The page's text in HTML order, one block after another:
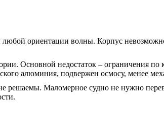
ориентации волны. Корпус
Основной недостаток – ограничения
алюминия, подвержен осмосу, менее
решаемы. Маломерное судно не нужно